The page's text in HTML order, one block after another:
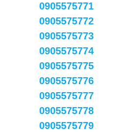
0905575771
0905575772
0905575773
0905575774
0905575775
0905575776
0905575777
0905575778
0905575779